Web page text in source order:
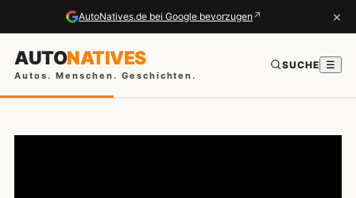
AutoNatives.de bei Google bevorzugen ↗ ×
AUTONATIVES
Autos. Menschen. Geschichten.
SUCHE ☰